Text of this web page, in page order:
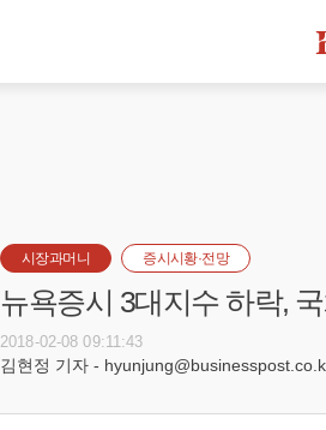
시장과머니 증시시황·전망
뉴욕증시 3대지수 하락,
2018-02-08 09:11:43
김현정 기자 -